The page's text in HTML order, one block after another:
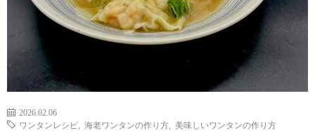
ポ
2026.02.06
ワンタンレシピ
海老ワンタンの作り方 美味しいワンタンの作り方